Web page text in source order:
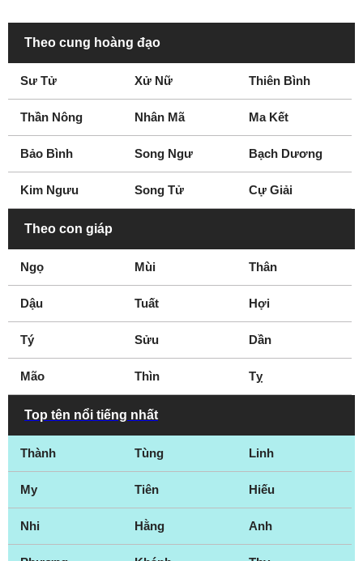
Theo cung hoàng đạo
Sư Tử Xử Nữ Thiên Bình
Thần Nông Nhân Mã Ma Kết
Bảo Bình Song Ngư Bạch Dương
Kim Ngưu Song Tử Cự Giải
Theo con giáp
Ngọ Mùi Thân
Dậu Tuất Hợi
Tý Sửu Dần
Mão Thìn Tỵ
Top tên nổi tiếng nhất
Thành Tùng Linh
My Tiên Hiếu
Nhi Hằng Anh